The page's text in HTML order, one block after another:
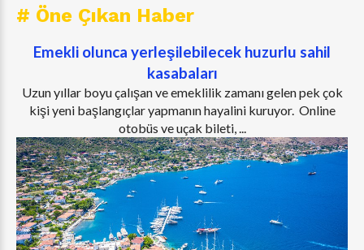
# Öne Çıkan Haber
Emekli olunca yerleşilebilecek huzurlu sahil
kasabaları
Uzun yıllar boyu çalışan ve emeklilik zamanı gelen pek çok
kişi yeni başlangıçlar yapmanın hayalini kuruyor. Online
otobüs ve uçak bileti, ...